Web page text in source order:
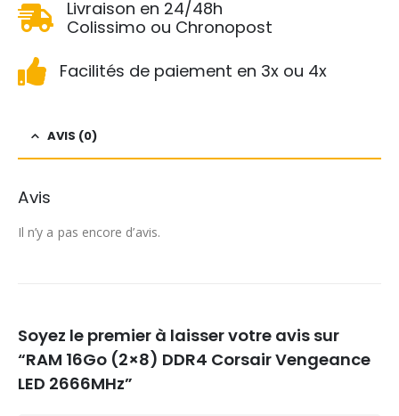
Livraison en 24/48h
Colissimo ou Chronopost
Facilités de paiement en 3x ou 4x
AVIS (0)
Avis
Il n’y a pas encore d’avis.
Soyez le premier à laisser votre avis sur
“RAM 16Go (2×8) DDR4 Corsair Vengeance
LED 2666MHz”